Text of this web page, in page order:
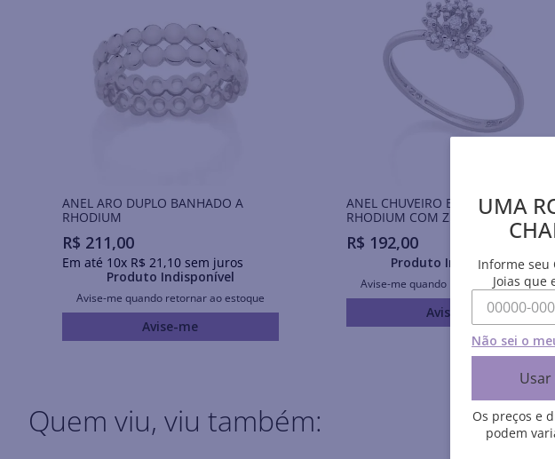
ANEL ARO DUPLO BANHADO A
RHODIUM
R$ 211,00
Em até 10x R$ 21 ,10sem juros
Produto Indisponível
Avise-me quando retornar ao estoque
Avise-me
ANEL CHUVEIRO BANHADO A
RHODIUM COM ZIRCÔNIAS
R$ 192,00
Produto Indisponível
Avise-me quando retornar ao estoque
Avise-me
Quem viu, viu também:
UMA
Informe seu
Joias que
Não sei o
Os preços e
podem